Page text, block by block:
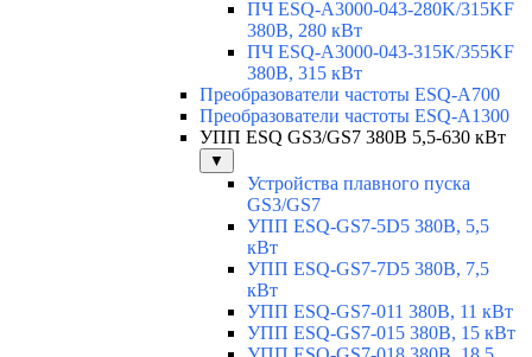
ПЧ ESQ-A3000-043-280K/315KF
380В, 280 кВт
ПЧ ESQ-A3000-043-315K/355KF
380В, 315 кВт
Преобразователи частоты ESQ-A700
Преобразователи частоты ESQ-A1300
УПП ESQ GS3/GS7 380В 5,5-630 кВт
▼
Устройства плавного пуска
GS3/GS7
УПП ESQ-GS7-5D5 380В, 5,5
кВт
УПП ESQ-GS7-7D5 380В, 7,5
кВт
УПП ESQ-GS7-011 380В, 11 кВт
УПП ESQ-GS7-015 380В, 15 кВт